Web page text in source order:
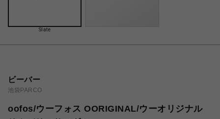
Slate
ビーバー
池袋PARCO
oofos/ウーフォス OORIGINAL/ウーオリジナル